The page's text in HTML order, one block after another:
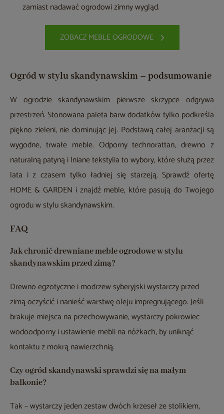
zamiast nadawać ogrodowi zimny wygląd.
ZOBACZ MEBLE OGRODOWE
Ogród w stylu skandynawskim – podsumowanie
W ogrodzie skandynawskim pierwsze skrzypce odgrywa
przestrzeń. Stonowana paleta barw dodatków tylko podkreśla
piękno zieleni, nie dominując jej. Podstawą całej aranżacji są
wygodne, trwałe meble. Odporny technorattan, drewno z
naturalną patyną i lniane tekstylia to wybory, które służą przez
lata i z czasem tylko ładniej się starzeją. Sprawdź ofertę
HOME & GARDEN i znajdź meble, które pasują do Twojego
ogrodu w stylu skandynawskim.
FAQ
Jak chronić drewniane meble ogrodowe w stylu
skandynawskim przed zimą?
Drewno egzotyczne i modrzew syberyjski wystarczy przed
zimą oczyścić i nanieść warstwę oleju impregnującego. Jeśli
brakuje miejsca na przechowywanie, wystarczy pokrowiec
wodoodporny i ustawienie mebli na nóżkach, by uniknąć
kontaktu z mokrą nawierzchnią.
Czy ogród skandynawski sprawdzi się na małym
balkonie?
Tak – wystarczy jeden zestaw dwóch krzeseł ze stolikiem,